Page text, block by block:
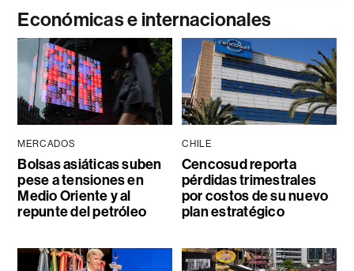
Económicas e internacionales
MERCADOS
Bolsas asiáticas suben
pese a tensiones en
Medio Oriente y al
repunte del petróleo
CHILE
Cencosud reporta
pérdidas trimestrales
por costos de su nuevo
plan estratégico